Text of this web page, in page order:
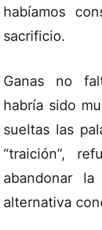
habíamos
sacrificio.
Ganas no
habría sido
sueltas las
“traición”,
abandonar
alternativa